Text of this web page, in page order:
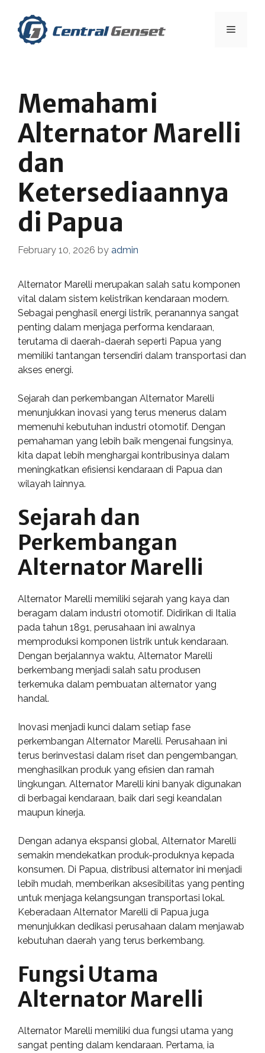
content
Menu
Memahami
Alternator Marelli
dan
Ketersediaannya
di Papua
February 10, 2026 by admin
Alternator Marelli merupakan salah satu komponen
vital dalam sistem kelistrikan kendaraan modern.
Sebagai penghasil energi listrik, peranannya sangat
penting dalam menjaga performa kendaraan,
terutama di daerah-daerah seperti Papua yang
memiliki tantangan tersendiri dalam transportasi dan
akses energi.
Sejarah dan perkembangan Alternator Marelli
menunjukkan inovasi yang terus menerus dalam
memenuhi kebutuhan industri otomotif. Dengan
pemahaman yang lebih baik mengenai fungsinya,
kita dapat lebih menghargai kontribusinya dalam
meningkatkan efisiensi kendaraan di Papua dan
wilayah lainnya.
Sejarah dan
Perkembangan
Alternator Marelli
Alternator Marelli memiliki sejarah yang kaya dan
beragam dalam industri otomotif. Didirikan di Italia
pada tahun 1891, perusahaan ini awalnya
memproduksi komponen listrik untuk kendaraan.
Dengan berjalannya waktu, Alternator Marelli
berkembang menjadi salah satu produsen
terkemuka dalam pembuatan alternator yang
handal.
Inovasi menjadi kunci dalam setiap fase
perkembangan Alternator Marelli. Perusahaan ini
terus berinvestasi dalam riset dan pengembangan,
menghasilkan produk yang efisien dan ramah
lingkungan. Alternator Marelli kini banyak digunakan
di berbagai kendaraan, baik dari segi keandalan
maupun kinerja.
Dengan adanya ekspansi global, Alternator Marelli
semakin mendekatkan produk-produknya kepada
konsumen. Di Papua, distribusi alternator ini menjadi
lebih mudah, memberikan aksesibilitas yang penting
untuk menjaga kelangsungan transportasi lokal.
Keberadaan Alternator Marelli di Papua juga
menunjukkan dedikasi perusahaan dalam menjawab
kebutuhan daerah yang terus berkembang.
Fungsi Utama
Alternator Marelli
Alternator Marelli memiliki dua fungsi utama yang
sangat penting dalam kendaraan. Pertama, ia